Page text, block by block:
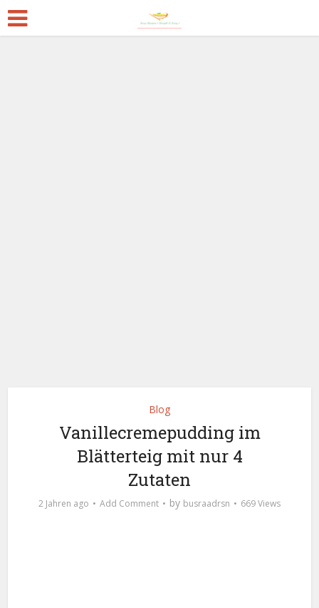
Blog
Vanillecremepudding im
Blätterteig mit nur 4
Zutaten
2 Jahren ago Add Comment by busraadrsn 669 Views